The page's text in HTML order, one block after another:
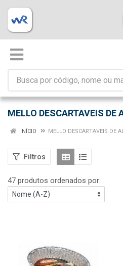
MELLO DESCARTAVEIS DE
INÍCIO MELLO DESCARTAVEIS DE
Filtros
47 produtos ordenados por: